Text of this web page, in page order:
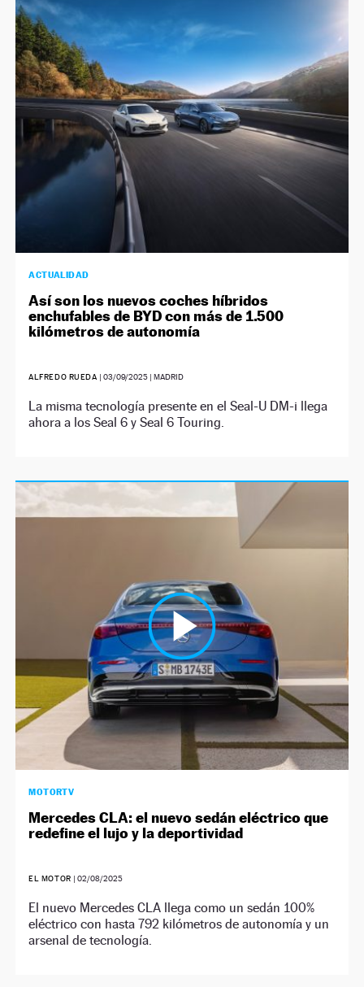
ACTUALIDAD
Así son los nuevos coches híbridos
enchufables de BYD con más de 1.500
kilómetros de autonomía
ALFREDO RUEDA | 03/09/2025| MADRID
La misma tecnología presente en el Seal-U DM-i llega
ahora a los Seal 6 y Seal 6 Touring.
MOTORTV
Mercedes CLA: el nuevo sedán eléctrico que
redefine el lujo y la deportividad
EL MOTOR | 02/08/2025
El nuevo Mercedes CLA llega como un sedán 100%
eléctrico con hasta 792 kilómetros de autonomía y un
arsenal de tecnología.